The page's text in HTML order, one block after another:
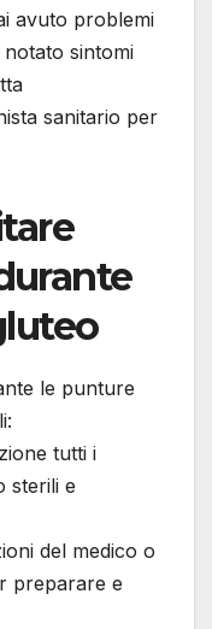
avuto problemi
sintomi
sanitario per
le punture
tutti i
sterili e
del medico o
preparare e